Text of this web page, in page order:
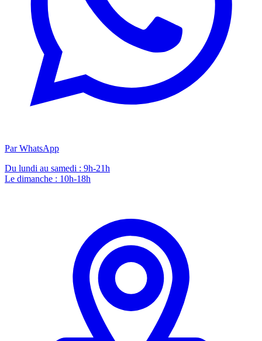
Par WhatsApp
Du lundi au samedi : 9h-21h
Le dimanche : 10h-18h